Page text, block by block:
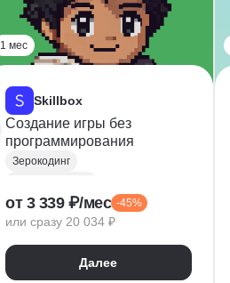
1 мес
Skillbox
Создание игры без
программирования
Зерокодинг
Разработка персонажа
от 3 339 ₽/мес -45%
или сразу 20 034 ₽
Далее